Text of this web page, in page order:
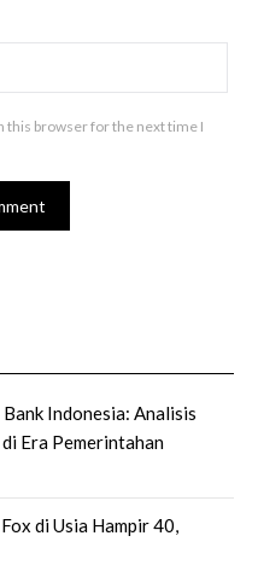
this browser for the next time I
Indonesia: Analisis
Era Pemerintahan
di Usia Hampir 40,